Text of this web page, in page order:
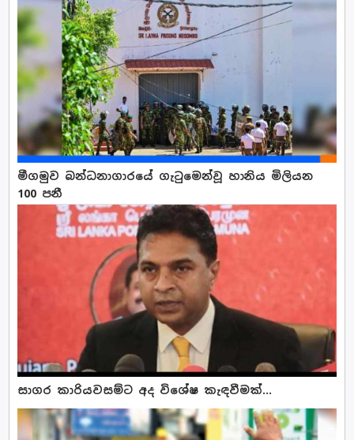
මීගමුව බන්ධනාගාරයේ ගැටුමෙන්වූ හානිය මිලියන
100 පනී
සාගර කාරියවසම්ට අද විශේෂ කැඳවීමක්...